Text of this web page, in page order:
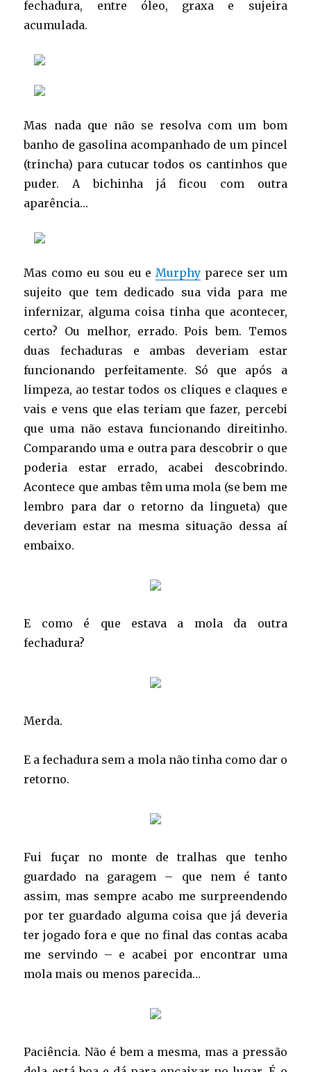
fechadura, entre óleo, graxa e sujeira
acumulada.
Mas nada que não se resolva com um bom
banho de gasolina acompanhado de um pincel
(trincha) para cutucar todos os cantinhos que
puder. A bichinha já ficou com outra
aparência…
Mas como eu sou eu e Murphy parece ser um
sujeito que tem dedicado sua vida para me
infernizar, alguma coisa tinha que acontecer,
certo? Ou melhor, errado. Pois bem. Temos
duas fechaduras e ambas deveriam estar
funcionando perfeitamente. Só que após a
limpeza, ao testar todos os cliques e claques e
vais e vens que elas teriam que fazer, percebi
que uma não estava funcionando direitinho.
Comparando uma e outra para descobrir o que
poderia estar errado, acabei descobrindo.
Acontece que ambas têm uma mola (se bem me
lembro para dar o retorno da lingueta) que
deveriam estar na mesma situação dessa aí
embaixo.
E como é que estava a mola da outra
fechadura?
Merda.
E a fechadura sem a mola não tinha como dar o
retorno.
Fui fuçar no monte de tralhas que tenho
guardado na garagem – que nem é tanto
assim, mas sempre acabo me surpreendendo
por ter guardado alguma coisa que já deveria
ter jogado fora e que no final das contas acaba
me servindo – e acabei por encontrar uma
mola mais ou menos parecida…
Paciência. Não é bem a mesma, mas a pressão